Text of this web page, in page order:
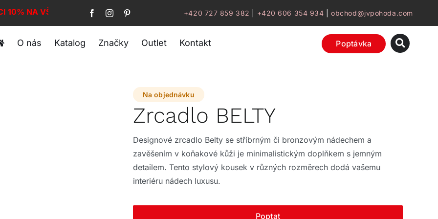
10% NA VŠE! +420 727 859 382 +420 606 354 934 |obchod@jvpohoda.com
O nás Katalog Značky Outlet Kontakt Poptávka
Na objednávku
Zrcadlo BELTY
Designové zrcadlo Belty se stříbrným či bronzovým nádechem a
zavěšením v koňakové kůži je minimalistickým doplňkem s jemným
detailem. Tento stylový kousek v různých rozměrech dodá vašemu
interiéru nádech luxusu.
Poptat